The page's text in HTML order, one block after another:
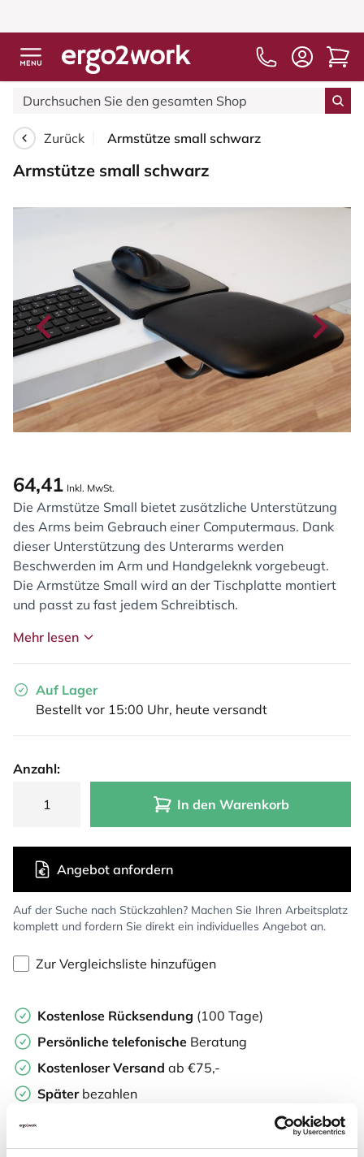
Zurück Armstütze small schwarz
Armstütze small schwarz
64,41 Inkl. MwSt.
Die Armstütze Small bietet zusätzliche Unterstützung
des Arms beim Gebrauch einer Computermaus. Dank
dieser Unterstützung des Unterarms werden
Beschwerden im Arm und Handgeleknk vorgebeugt.
Die Armstütze Small wird an der Tischplatte montiert
und passt zu fast jedem Schreibtisch.
Mehr lesen
Auf Lager
Bestellt vor 15:00 Uhr, heute versandt
Anzahl:
In den Warenkorb
Auf der Suche nach Stückzahlen? Machen Sie Ihren Arbeitsplatz
komplett und fordern Sie direkt ein individuelles Angebot an.
Angebot anfordern
Zur Vergleichsliste hinzufügen
Kostenlose Rücksendung (100 Tage)
Persönliche telefonische Beratung
Kostenloser Versand ab €75,-
Später bezahlen
Weitere Informationen